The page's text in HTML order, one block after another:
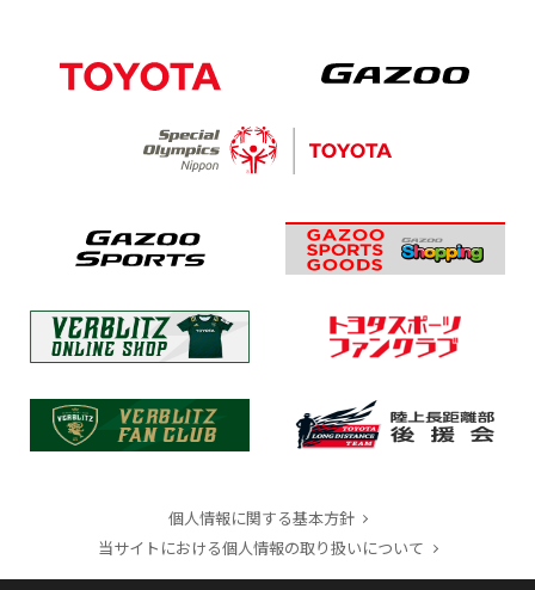
個人情報に関する基本方針
当サイトにおける個人情報の取り扱いについて